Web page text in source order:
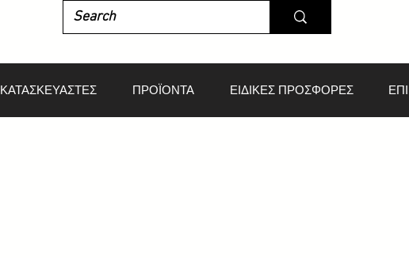
ΚΑΤΑΣΚΕΥΑΣΤΕΣ ΠΡΟΪΟΝΤΑ ΕΙΔΙΚΕΣ ΠΡΟΣΦΟΡΕΣ